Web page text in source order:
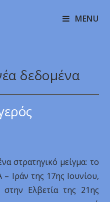
MENU
δεδομένα
στρατηγικό μείγμα: το
Ιράν της 17ης Ιουνίου,
Ελβετία της 21ης